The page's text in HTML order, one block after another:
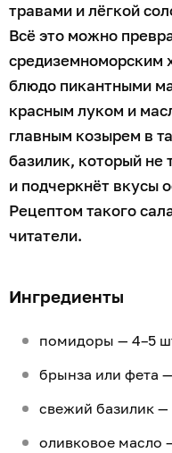
травами и лёгкой
Всё это можно
средиземноморским
блюдо пикантными
красным луком и
главным козырем в
базилик, который не
и подчеркнёт вкусы
Рецептом такого
читатели.
Ингредиенты
помидоры — 4–5
брынза или фета —
свежий базилик
оливковое масло